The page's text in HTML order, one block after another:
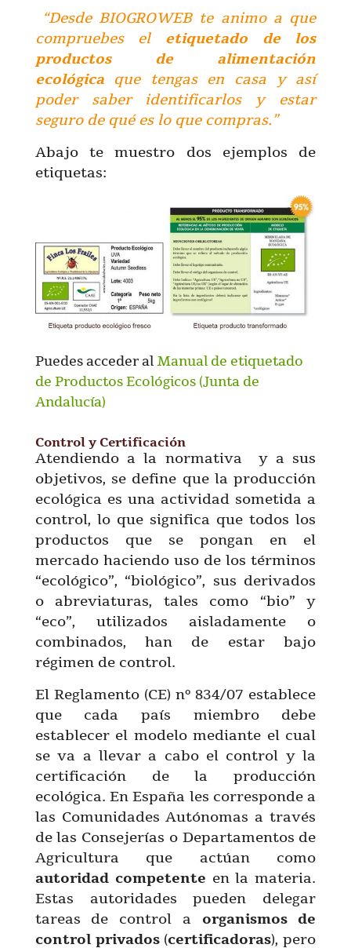
“Desde BIOGROWEB te animo a que
compruebes el etiquetado de los
productos de alimentación
ecológicaque tengas en casa y así
poder saber identificarlos y estar
seguro de qué es lo que compras.”
Abajo te muestro dos ejemplos de
etiquetas:
Puedes acceder alManual de etiquetado
de Productos Ecológicos (Junta de
Andalucía)
Control y Certificación
Atendiendo a la normativa y a sus
objetivos, se define que la producción
ecológica es una actividad sometida a
control, lo que significa que todos los
productos que se pongan en el
mercado haciendo uso de los términos
“ecológico”, “biológico”, sus derivados
o abreviaturas, tales como “bio” y
“eco”, utilizados aisladamente o
combinados, han de estar bajo
régimen de control.
El Reglamento (CE) nº 834/07 establece
que cada país miembro debe
establecer el modelo mediante el cual
se va a llevar a cabo el control y la
certificación de la producción
ecológica. En España les corresponde a
las Comunidades Autónomas a través
de las Consejerías o Departamentos de
Agricultura que actúan como
autoridad competente en la materia.
Estas autoridades pueden delegar
tareas de control a organismos de
control privados(certificadoras), pero